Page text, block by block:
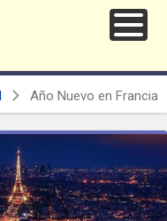
Año Nuevo en Francia